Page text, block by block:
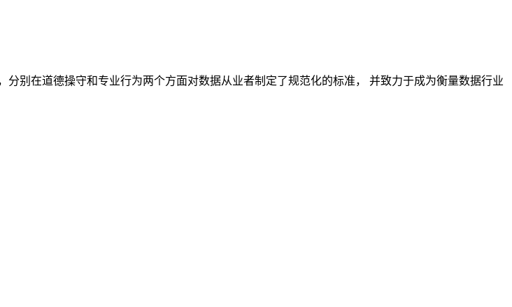
别在道德操守和专业行为两个方面对数据从业者制定了规范化的标准， 并致力于成为衡量数据行业